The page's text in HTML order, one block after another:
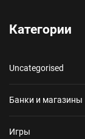
Категории
Uncategorised
Банки и магазины
Игры